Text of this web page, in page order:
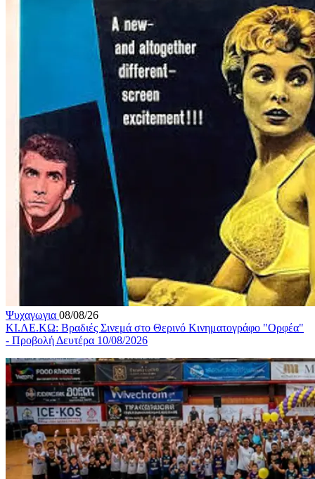
Ψυχαγωγια 08/08/26
ΚΙ.ΛΕ.ΚΩ: Βραδιές Σινεμά στο Θερινό Κινηματογράφο "Ορφέα"
- Προβολή Δευτέρα 10/08/2026